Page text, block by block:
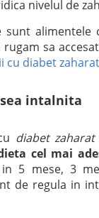
nivelul de
sunt alimentele
rugam sa
cu diabet
intalnita
diabet
cel mai
5 mese, 3
de regula in